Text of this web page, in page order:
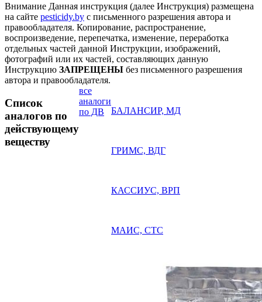
Внимание Данная инструкция (далее Инструкция) размещена
на сайте pesticidy.by с письменного разрешения автора и
правообладателя. Копирование, распространение,
воспроизведение, перепечатка, изменение, переработка
отдельных частей данной Инструкции, изображений,
фотографий или их частей, составляющих данную
Инструкцию ЗАПРЕЩЕНЫ без письменного разрешения
автора и правообладателя.
Список
аналогов по
действующему
веществу
все
аналоги
по ДВ
БАЛАНСИР, МД
ГРИМС, ВДГ
КАССИУС, ВРП
МАИС, СТС